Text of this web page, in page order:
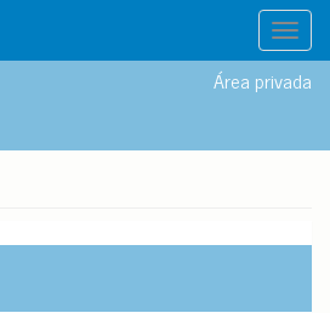
Área privada